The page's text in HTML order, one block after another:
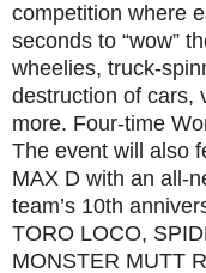
competition where
seconds to “wow”
wheelies, truck-
destruction of cars,
more. Four-time
The event will also
MAX D with an all-
team’s 10th
TORO LOCO,
MONSTER MUTT